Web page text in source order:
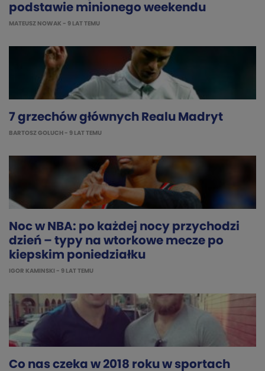
podstawie minionego weekendu
MATEUSZ NOWAK - 9 LAT TEMU
7 grzechów głównych Realu Madryt
BARTOSZ GOLUCH - 9 LAT TEMU
Noc w NBA: po każdej nocy przychodzi
dzień – typy na wtorkowe mecze po
kiepskim poniedziałku
IGOR KAMINSKI - 9 LAT TEMU
Co nas czeka w 2018 roku w sportach